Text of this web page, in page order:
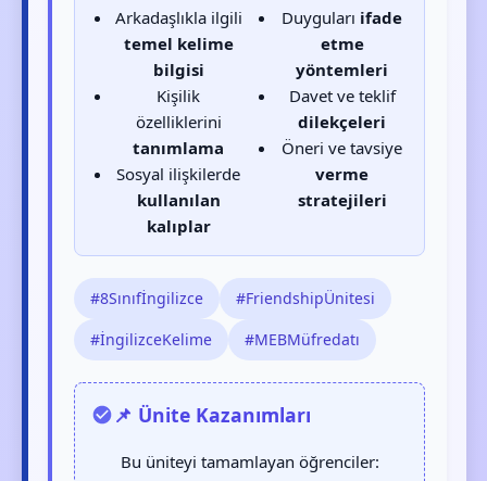
Arkadaşlıkla ilgili
temel kelime
bilgisi
Kişilik
özelliklerini
tanımlama
Sosyal ilişkilerde
kullanılan
kalıplar
Duyguları ifade
etme
yöntemleri
Davet ve teklif
dilekçeleri
Öneri ve tavsiye
verme
stratejileri
#8Sınıfİngilizce
#FriendshipÜnitesi
#İngilizceKelime
#MEBMüfredatı
📌 Ünite Kazanımları
Bu üniteyi tamamlayan öğrenciler: